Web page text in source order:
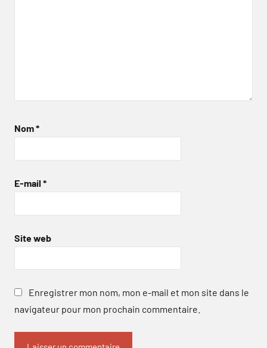
Nom*
E-mail *
Site web
Enregistrer mon nom, mon e-mail et mon site dans le
navigateur pour mon prochain commentaire.